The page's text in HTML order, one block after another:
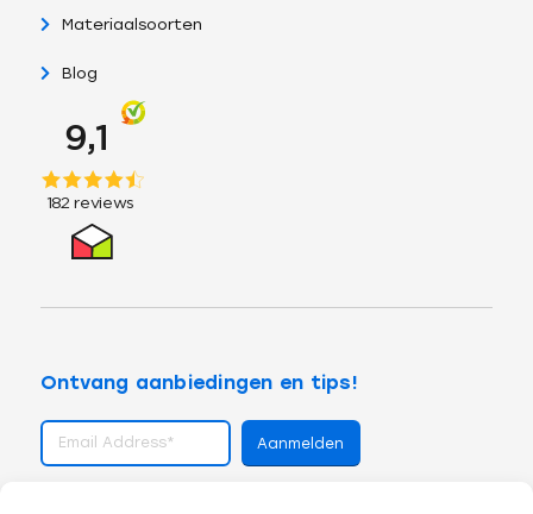
Materiaalsoorten
Blog
Ontvang aanbiedingen en tips!